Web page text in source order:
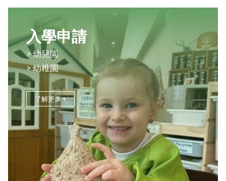
入學申請
>幼兒園
>幼稚園
了解更多 +